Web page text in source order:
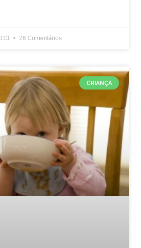
26 Comentários
CRIANÇA